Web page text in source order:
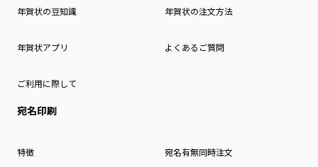
年賀状の豆知識 年賀状の注文方法
年賀状アプリ よくあるご質問
ご利用に際して
宛名印刷
特徴 宛名有無同時注文